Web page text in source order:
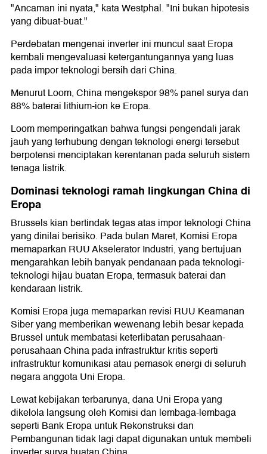
"Ancaman ini nyata," kata Westphal. "Ini bukan hipotesis
yang dibuat-buat."
Perdebatan mengenai inverter ini muncul saat Eropa
kembali mengevaluasi ketergantungannya yang luas
pada impor teknologi bersih dari China.
Menurut Loom, China mengekspor 98% panel surya dan
88% baterai lithium-ion ke Eropa.
Loom memperingatkan bahwa fungsi pengendali jarak
jauh yang terhubung dengan teknologi energi tersebut
berpotensi menciptakan kerentanan pada seluruh sistem
tenaga listrik.
Dominasi teknologi ramah lingkungan China di
Eropa
Brussels kian bertindak tegas atas impor teknologi China
yang dinilai berisiko. Pada bulan Maret, Komisi Eropa
memaparkan RUU Akselerator Industri, yang bertujuan
mengarahkan lebih banyak pendanaan pada teknologi-
teknologi hijau buatan Eropa, termasuk baterai dan
kendaraan listrik.
Komisi Eropa juga memaparkan revisi RUU Keamanan
Siber yang memberikan wewenang lebih besar kepada
Brussel untuk membatasi keterlibatan perusahaan-
perusahaan China pada infrastruktur kritis seperti
infrastruktur komunikasi atau pemasok energi di seluruh
negara anggota Uni Eropa.
Lewat kebijakan terbarunya, dana Uni Eropa yang
dikelola langsung oleh Komisi dan lembaga-lembaga
seperti Bank Eropa untuk Rekonstruksi dan
Pembangunan tidak lagi dapat digunakan untuk membeli